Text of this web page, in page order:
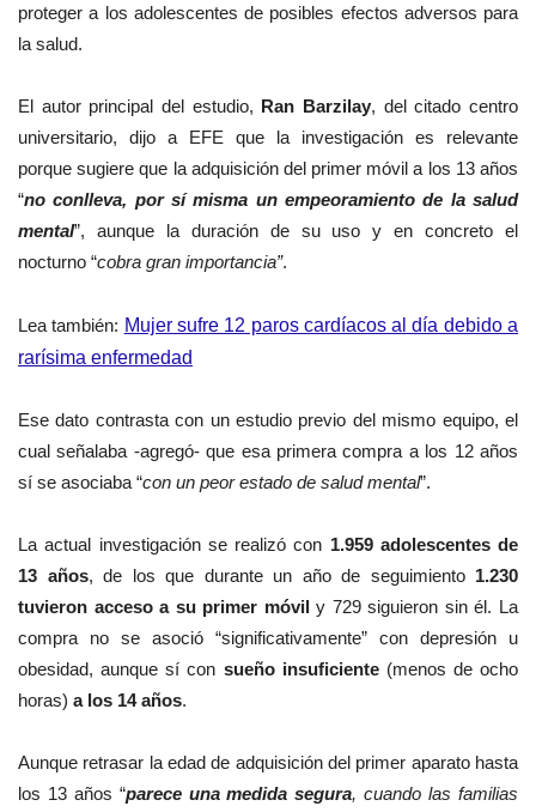
proteger a los adolescentes de posibles efectos adversos para
la salud.
El autor principal del estudio, Ran Barzilay, del citado centro
universitario, dijo a EFE que la investigación es relevante
porque sugiere que la adquisición del primer móvil a los 13 años
“no conlleva, por sí misma un empeoramiento de la salud
mental”, aunque la duración de su uso y en concreto el
nocturno “cobra gran importancia”.
Lea también: Mujer sufre 12 paros cardíacos al día debido a
rarísima enfermedad
Ese dato contrasta con un estudio previo del mismo equipo, el
cual señalaba -agregó- que esa primera compra a los 12 años
sí se asociaba “con un peor estado de salud mental”.
La actual investigación se realizó con 1.959 adolescentes de
13 años, de los que durante un año de seguimiento 1.230
tuvieron acceso a su primer móvily 729 siguieron sin él. La
compra no se asoció “significativamente” con depresión u
obesidad, aunque sí con sueño insuficiente(menos de ocho
horas) a los 14 años.
Aunque retrasar la edad de adquisición del primer aparato hasta
los 13 años “parece una medida segura, cuando las familias